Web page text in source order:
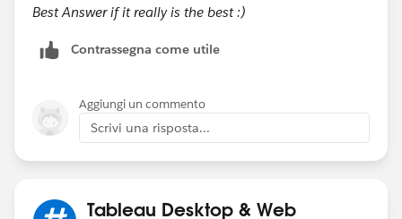
Best Answer if it really is the best :)
Contrassegna come utile
Aggiungi un commento
Scrivi una risposta...
Tableau Desktop & Web